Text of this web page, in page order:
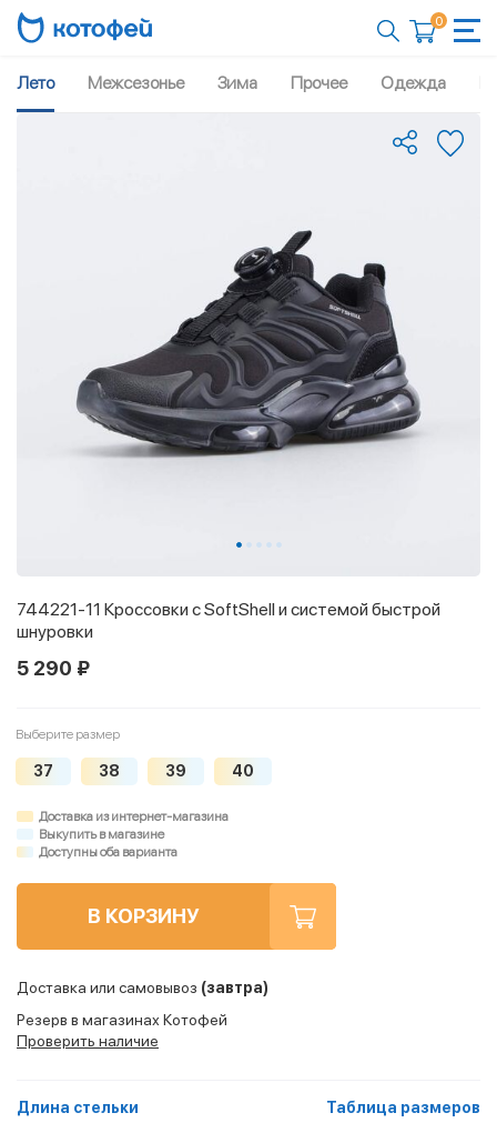
0
Лето Межсезонье Зима Прочее Одежда
744221-11 Кроссовки с SoftShell и системой быстрой
шнуровки
5 290 ₽
Выберите размер
37 38 39 40
Доставка из интернет-магазина
Выкупить в магазине
Доступны оба варианта
В КОРЗИНУ
Доставка или самовывоз (завтра)
Резерв в магазинах Котофей
Проверить наличие
Длина стельки Таблица размеров